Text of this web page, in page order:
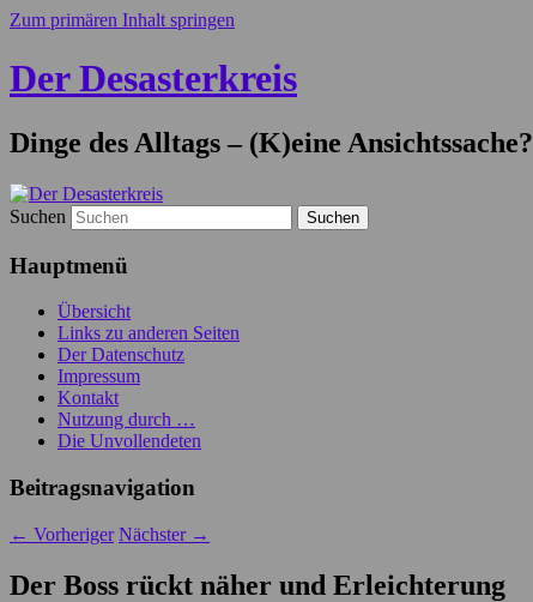
Zum primären Inhalt springen
Der Desasterkreis
Dinge des Alltags – (K)eine Ansichtssache?
Suchen
Hauptmenü
Übersicht
Links zu anderen Seiten
Der Datenschutz
Impressum
Kontakt
Nutzung durch …
Die Unvollendeten
Beitragsnavigation
← Vorheriger Nächster →
Der Boss rückt näher und Erleichterung